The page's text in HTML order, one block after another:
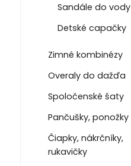
Sandále do vody
Detské capačky
Zimné kombinézy
Overaly do dažďa
Spoločenské šaty
Pančušky, ponožky
Čiapky, nákrčníky,
rukavičky